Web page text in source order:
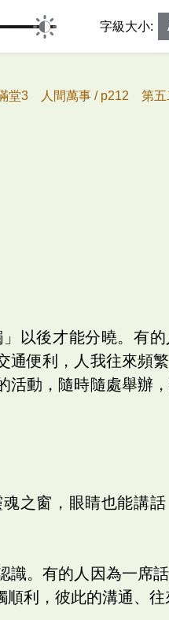
字級大小:
堂3 人間萬事 / p212 第
以後才能分曉。有
通便利，人我往來頻
動，隨時隨處舉辦
之窗，眼睛也能講話
。有的人因為一席
利，彼此的溝通、往